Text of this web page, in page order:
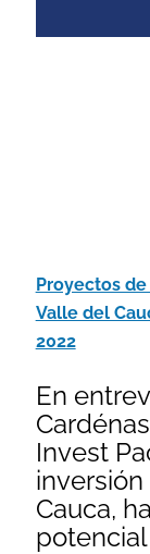
Proyectos
Valle del
2022
En
Invest
Cauca,